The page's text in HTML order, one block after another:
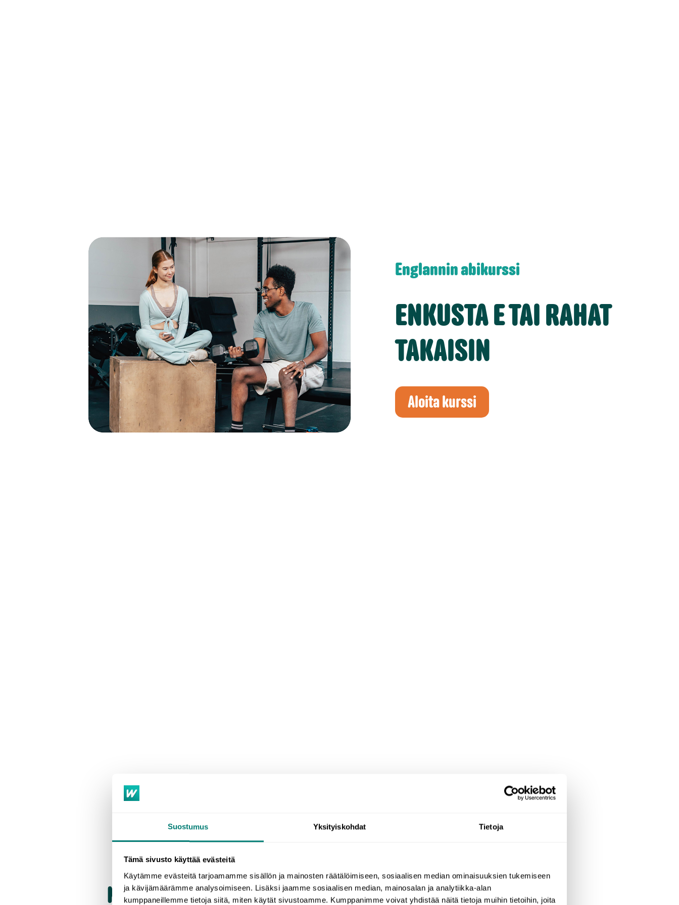
Suostumus Yksityiskohdat Tietoja
Tämä sivusto käyttää evästeitä
Käytämme evästeitä tarjoamamme sisällön ja mainosten räätälöimiseen, sosiaalisen median ominaisuuksien tukemiseen
ja kävijämäärämme analysoimiseen. Lisäksi jaamme sosiaalisen median, mainosalan ja analytiikka-alan
kumppaneillemme tietoja siitä, miten käytät sivustoamme. Kumppanimme voivat yhdistää näitä tietoja muihin tietoihin, joita
Englannin abikurssi
ENKUSTA E TAI RAHAT
TAKAISIN
Aloita kurssi
Miksi kannattaa valita WordDiven abikurssi?